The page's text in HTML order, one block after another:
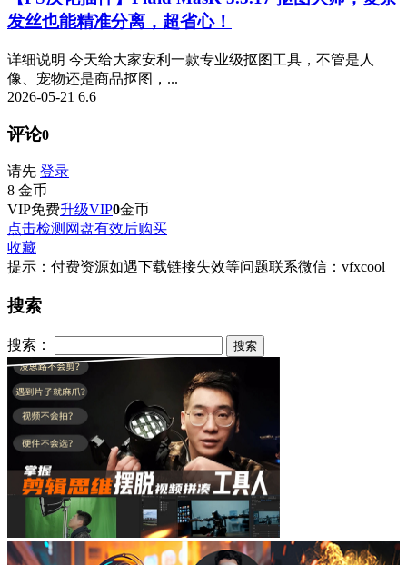
发丝也能精准分离，超省心！
详细说明 今天给大家安利一款专业级抠图工具，不管是人
像、宠物还是商品抠图，...
2026-05-21 6.6
评论0
请先 登录
8 金币
VIP免费升级VIP0金币
点击检测网盘有效后购买
收藏
提示：付费资源如遇下载链接失效等问题联系微信：vfxcool
搜索
搜索：